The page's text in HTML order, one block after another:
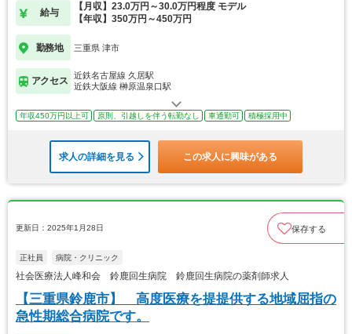
給与
【月収】23.0万円～30.0万円程度 モデル
【年収】350万円～450万円
勤務地 三重県 津市
アクセス
近鉄名古屋線 久居駅
近鉄大阪線 榊原温泉口駅
年収450万円以上可 原則、引越しを伴う転勤なし 車通勤可 積極採用中
求人の詳細を見る この求人に興味がある
更新日：2025年1月28日 保存する
正社員 病院・クリニック
社会医療法人峰和会 鈴鹿回生病院 鈴鹿回生病院の薬剤師求人
【三重県鈴鹿市】 高度医療を提提供する地域屈指の
急性期総合病院です。